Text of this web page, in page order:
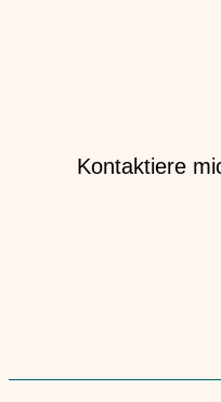
Kontaktiere